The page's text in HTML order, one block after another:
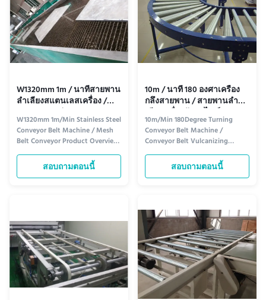
W1320mm 1m / นาทีสายพาน
ลำเลียงสแตนเลสเครื่อง /
สายพานตาข่าย
W1320mm 1m/Min Stainless Steel
Conveyor Belt Machine / Mesh
Belt Conveyor Product Overview
Stainless steel mesh belt
conveyor designed for efficient
material handling in various
...
สอบถามตอนนี้
10m / นาที 180 องศาเครื่อง
กลึงสายพาน / สายพานลำ
เลียงเครื่องวัลคาไนซ์
10m/Min 180Degree Turning
Conveyor Belt Machine /
Conveyor Belt Vulcanizing
Machine 10m/min 180 degree
turning Belt Conveyor Machine /
Conveyor Belt Lacing Machine
designed for efficient material
handling in various industrial
applications, ...
สอบถามตอนนี้